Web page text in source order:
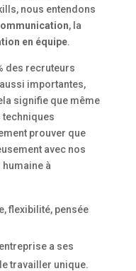
nous entendons
, la
en équipe.
des recruteurs
importantes,
signifie que même
techniques
prouver que
avec nos
à
flexibilité, pensée
a ses
travailler unique.